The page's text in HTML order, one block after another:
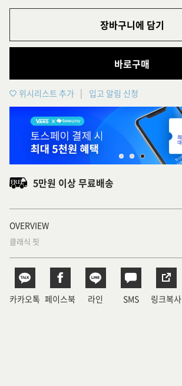
장바구니에 담기
바로구매
위시리스트 추가 입고 알림 신청
5만원 이상 무료배송
OVERVIEW
클래식 핏
카카오톡 페이스북 라인 SMS 링크복사